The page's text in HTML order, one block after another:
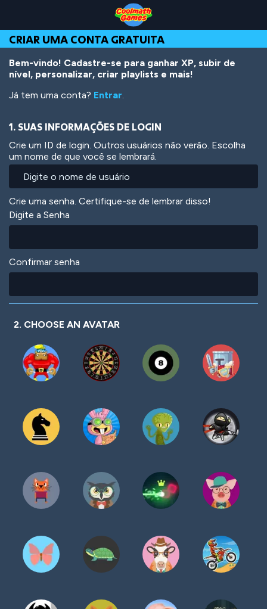
Top
of
Page
Navigation
Main
Content
Footer
o
conteúdo
principal
CRIAR UMA CONTA GRATUITA
Bem-vindo! Cadastre-se para ganhar XP, subir de
nível, personalizar, criar playlists e mais!
Já tem uma conta? Entrar.
1. SUAS INFORMAÇÕES DE LOGIN
Crie um ID de login. Outros usuários não verão. Escolha
um nome de que você se lembrará.
Crie uma senha. Certifique-se de lembrar disso!
Digite a Senha
Confirmar senha
2. CHOOSE AN AVATAR